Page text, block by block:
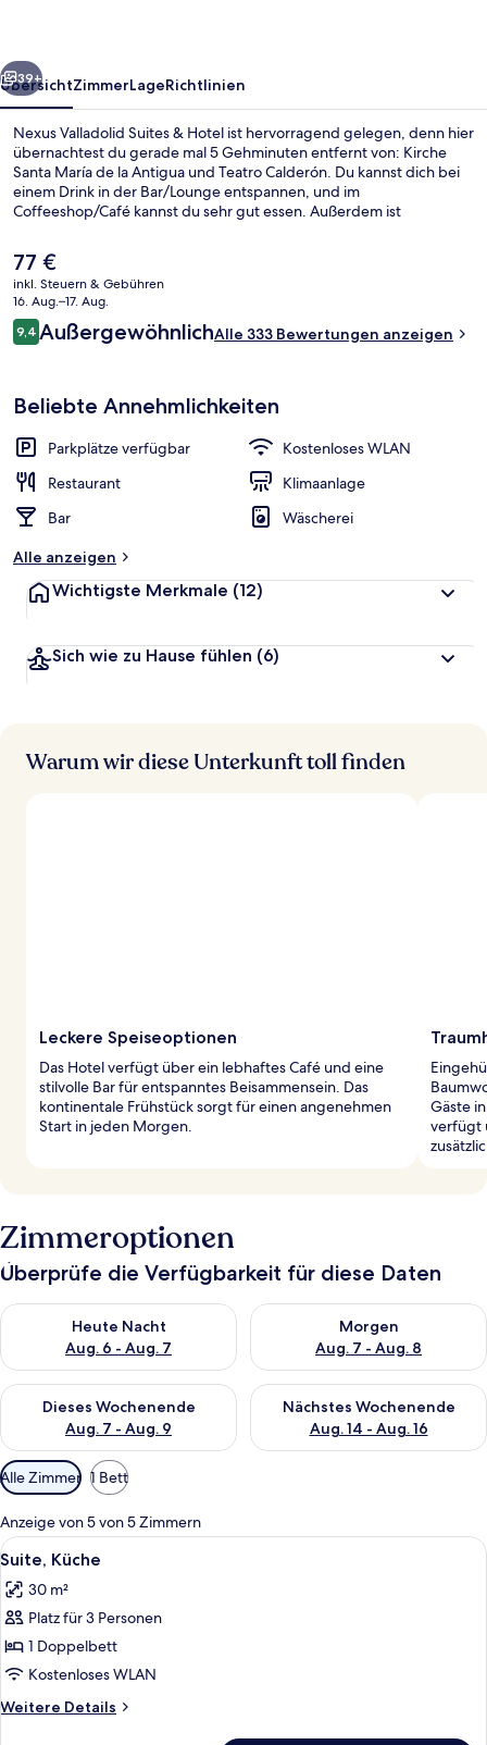
Weiter
39+
ÜbersichtZimmerLageRichtlinien
Nexus Valladolid Suites & Hotel ist hervorragend gelegen, denn hier
übernachtest du gerade mal 5 Gehminuten entfernt von: Kirche
Santa María de la Antigua und Teatro Calderón. Du kannst dich bei
einem Drink in der Bar/Lounge entspannen, und im
Coffeeshop/Café kannst du sehr gut essen. Außerdem ist
Universitario de Valladolid und Plaza Mayor.
Der
aktuelle
Preis
beträgt
77 €.
77 €
inkl. Steuern & Gebühren
16. Aug.–17. Aug.
Bewertungen
9,49,4 von 10.
AußergewöhnlichAlle 333 Bewertungen anzeigen
Beliebte Annehmlichkeiten
Parkplätze verfügbar
Kostenloses WLAN
Restaurant
Klimaanlage
Bar
Wäscherei
Alle anzeigen
Wichtigste Merkmale (12)
Sich wie zu Hause fühlen (6)
Warum wir diese Unterkunft toll finden
Leckere Speiseoptionen
Das Hotel verfügt über ein lebhaftes Café und eine
stilvolle Bar für entspanntes Beisammensein. Das
kontinentale Frühstück sorgt für einen angenehmen
Start in jeden Morgen.
Gäste
verfügt
Zimmeroptionen
Überprüfe die Verfügbarkeit für diese Daten
Heute Nacht
Aug. 6 - Aug. 7
Überprüfe die Verfügbarkeit für heute Nacht, Aug. 6 - Aug. 7.
Morgen
Aug. 7 - Aug. 8
Überprüfe die Verfügbarkeit
Dieses Wochenende
Aug. 7 - Aug. 9
Überprüfe die Verfügbarkeit für dieses Wochenende, Aug. 7
Nächstes Wochenende
Aug. 14 - Aug. 16
Überprüfe die Verfügbarkeit
Verfügbare
Filter
für
Zimmer
Alle Zimmer 1 Bett
Anzeige von 5 von 5 Zimmern
Alle
Fotos
für
Suite,
Küche
anzeigen
Eine moderne Küche mit
8
Suite, Küche
30 m²
Platz für 3 Personen
1 Doppelbett
Kostenloses WLAN
Weitere Details
Weitere